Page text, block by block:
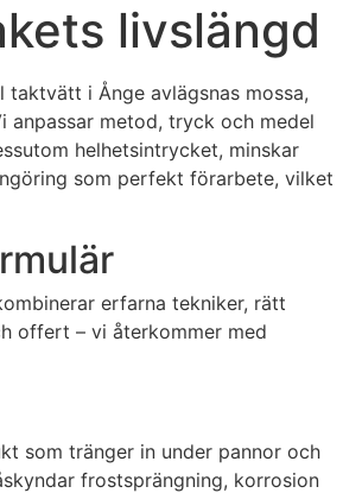
livslängd
i Ånge avlägsnas mossa,
metod, tryck och medel
helhetsintrycket, minskar
som perfekt förarbete, vilket
erfarna tekniker, rätt
offert – vi återkommer med
som tränger in under pannor och
frostsprängning, korrosion